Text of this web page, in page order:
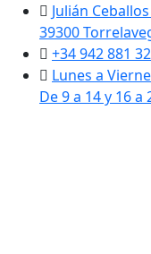
Julián Ceballos
39300
+34 942 881
Lunes a
De 9 a 14 y 16 a